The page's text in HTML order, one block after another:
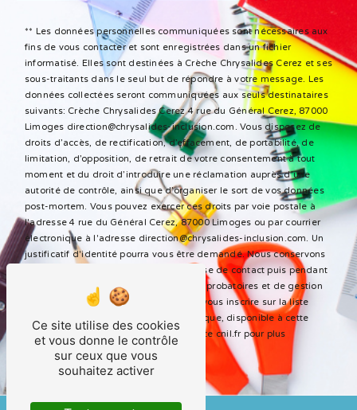
** Les données personnelles communiquées sont nécessaires aux
fins de vous contacter et sont enregistrées dans un fichier
informatisé. Elles sont destinées à Crèche Chrysalides Cerez et ses
sous-traitants dans le seul but de répondre à votre message. Les
données collectées seront communiquées aux seuls destinataires
suivants: Crèche Chrysalides Cerez 4 rue du Général Cerez, 87000
Limoges direction@chrysalides-inclusion.com. Vous disposez de
droits d’accès, de rectification, d’effacement, de portabilité, de
limitation, d’opposition, de retrait de votre consentement à tout
moment et du droit d’introduire une réclamation auprès d’une
autorité de contrôle, ainsi que d’organiser le sort de vos données
post-mortem. Vous pouvez exercer ces droits par voie postale à
l'adresse 4 rue du Général Cerez, 87000 Limoges ou par courrier
électronique à l'adresse direction@chrysalides-inclusion.com. Un
justificatif d'identité pourra vous être demandé. Nous conservons
vos données pendant la période de prise de contact puis pendant
la durée de prescription légale aux fins probatoires et de gestion
des contentieux. Vous avez le droit de vous inscrire sur la liste
d'opposition au démarchage téléphonique, disponible à cette
adresse: Bloctel.gouv.fr
. Consultez le site cnil.fr pour plus
Ce site utilise des cookies
et vous donne le contrôle
sur ceux que vous
souhaitez activer